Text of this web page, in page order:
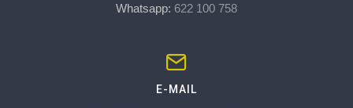
Whatsapp: 622 100 758
E-MAIL